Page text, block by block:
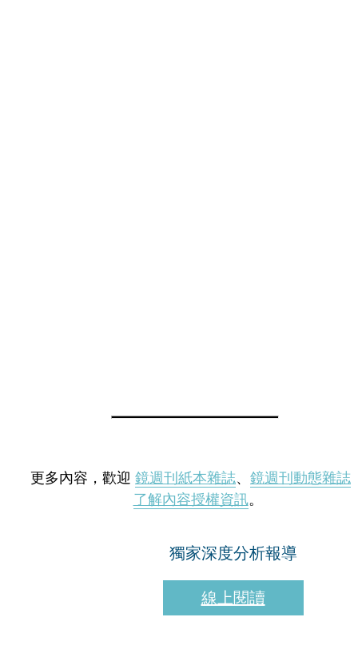
更多內容，歡迎 鏡週刊紙本雜誌、 鏡週刊動態雜誌
了解內容授權資訊。
獨家深度分析報導
線上閱讀